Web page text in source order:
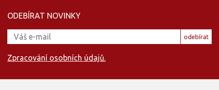
ODEBÍRAT NOVINKY
odebírat
Zpracování osobních údajů.